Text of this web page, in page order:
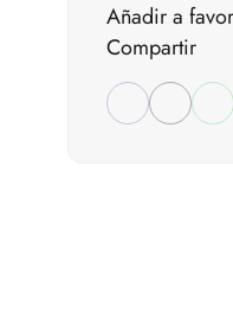
Añadir a
Compartir